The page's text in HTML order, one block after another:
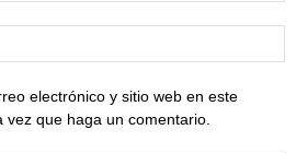
electrónico y sitio web en este
que haga un comentario.